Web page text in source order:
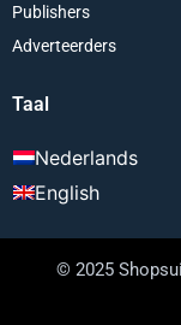
Publishers
Adverteerders
Taal
Nederlands
English
© 2025